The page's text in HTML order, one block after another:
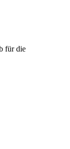
für die